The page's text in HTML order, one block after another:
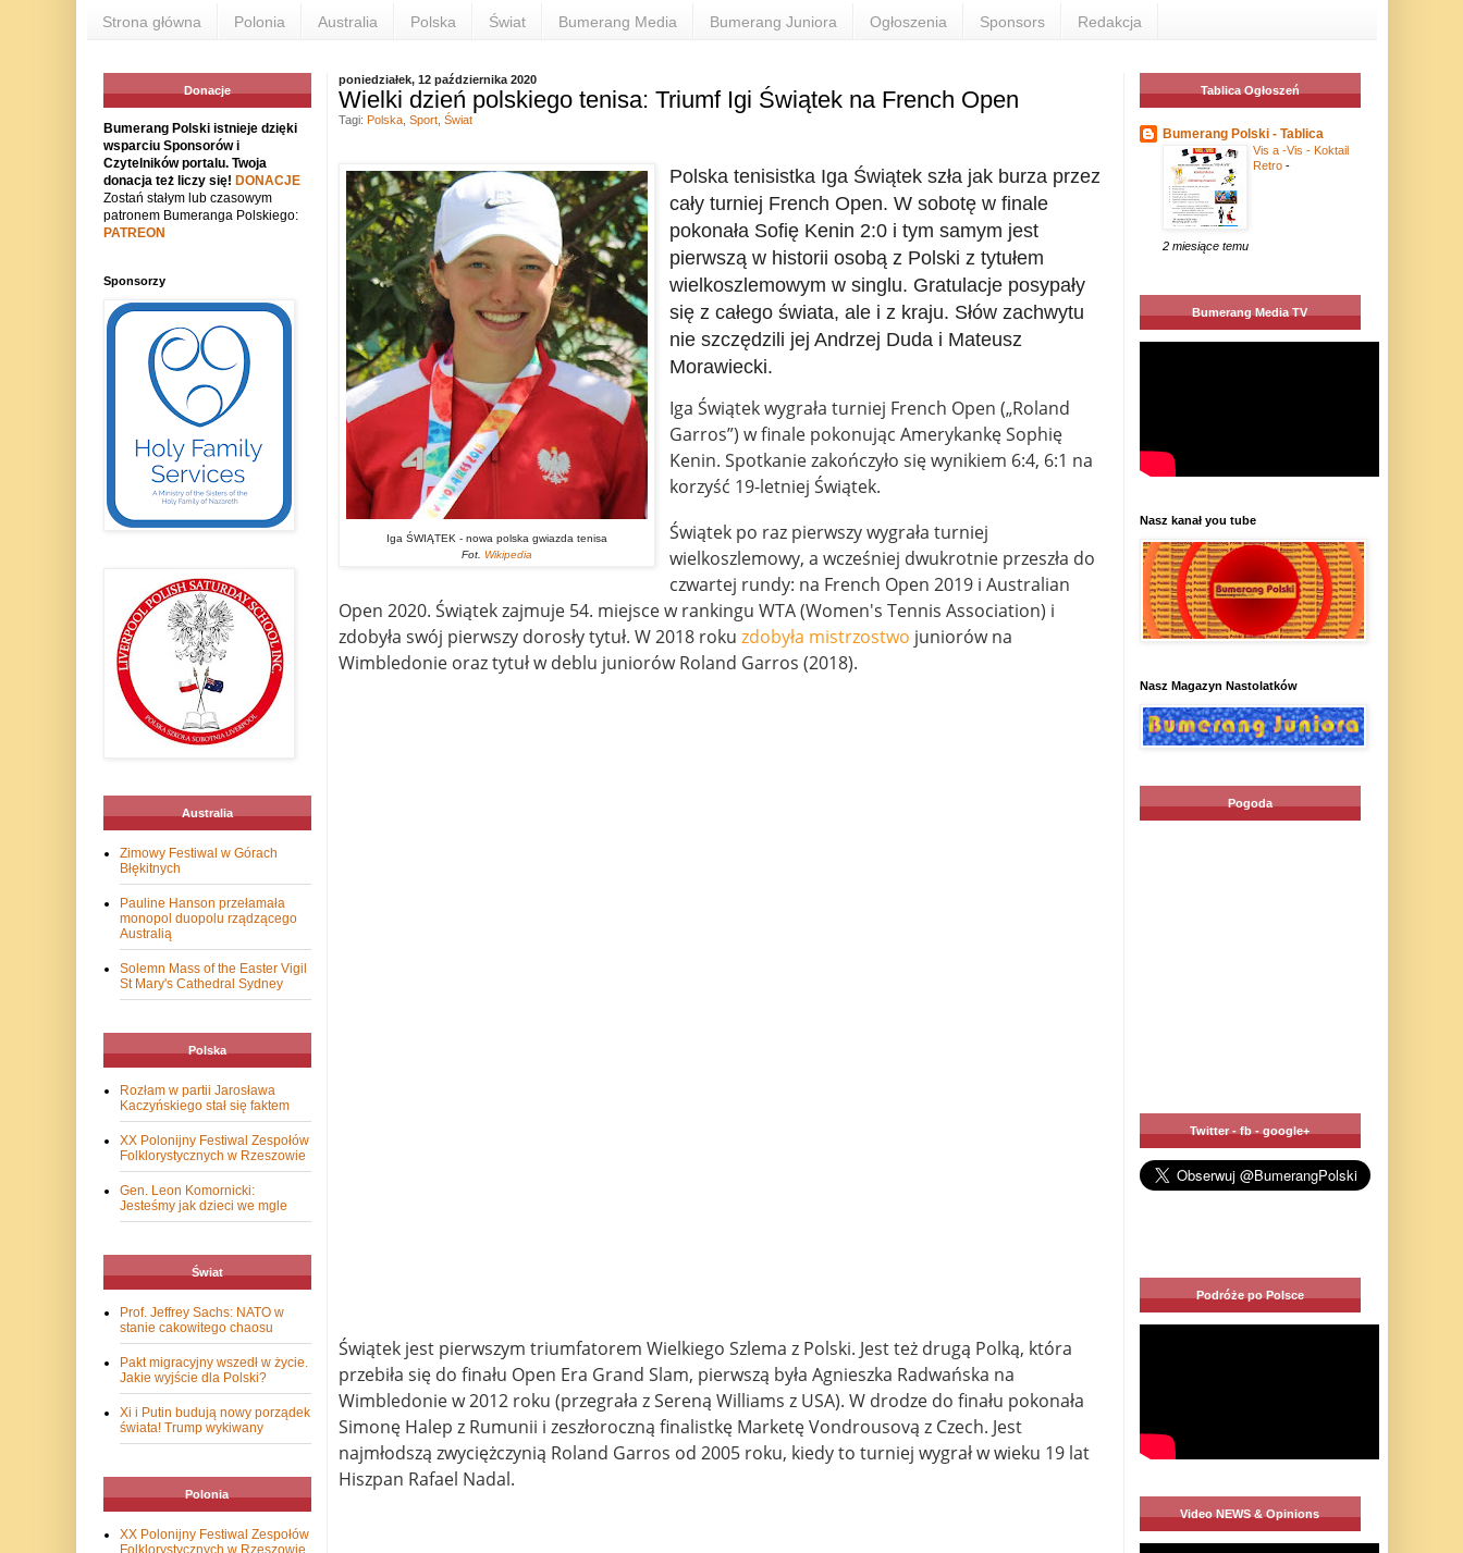
Strona główna Polonia Australia Polska Świat Bumerang Media Bumerang Juniora Ogłoszenia Sponsors Redakcja
poniedziałek, 12 października 2020
Wielki dzień polskiego tenisa: Triumf Igi Świątek na French Open
Iga ŚWIĄTEK - nowa polska gwiazda tenisa
Fot.
Wikipedia
Polska tenisistka Iga Świątek szła jak burza przez
cały turniej French Open. W sobotę w finale
pokonała Sofię Kenin 2:0 i tym samym jest
pierwszą w historii osobą z Polski z tytułem
wielkoszlemowym w singlu. Gratulacje posypały
się z całego świata, ale i z kraju. Słów zachwytu
nie szczędzili jej Andrzej Duda i Mateusz
Morawiecki.
Iga Świątek wygrała turniej French Open („Roland
Garros”) w finale pokonując Amerykankę Sophię
Kenin. Spotkanie zakończyło się wynikiem 6:4, 6:1 na
korzyść 19-letniej Świątek.
Świątek po raz pierwszy wygrała turniej
wielkoszlemowy, a wcześniej dwukrotnie przeszła do
czwartej rundy: na French Open 2019 i Australian
Open 2020. Świątek zajmuje 54. miejsce w rankingu WTA (Women's Tennis Association) i
zdobyła swój pierwszy dorosły tytuł. W 2018 roku zdobyła mistrzostwo juniorów na
Wimbledonie oraz tytuł w deblu juniorów Roland Garros (2018).
Świątek jest pierwszym triumfatorem Wielkiego Szlema z Polski. Jest też drugą Polką, która
przebiła się do finału Open Era Grand Slam, pierwszą była Agnieszka Radwańska na
Wimbledonie w 2012 roku (przegrała z Sereną Williams z USA). W drodze do finału pokonała
Simonę Halep z Rumunii i zeszłoroczną finalistkę Marketę Vondrousovą z Czech. Jest
najmłodszą zwyciężczynią Roland Garros od 2005 roku, kiedy to turniej wygrał w wieku 19 lat
Hiszpan Rafael Nadal.
Tagi: Polska, Sport, Świat
Donacje
Bumerang Polski istnieje dzięki
wsparciu Sponsorów i
Czytelników portalu. Twoja
donacja też liczy się! DONACJE
Zostań stałym lub czasowym
patronem Bumeranga Polskiego:
PATREON
Sponsorzy
Australia
Zimowy Festiwal w Górach
Błękitnych
Pauline Hanson przełamała
monopol duopolu rządzącego
Australią
Solemn Mass of the Easter Vigil
St Mary's Cathedral Sydney
Polska
Rozłam w partii Jarosława
Kaczyńskiego stał się faktem
XX Polonijny Festiwal Zespołów
Folklorystycznych w Rzeszowie
Gen. Leon Komornicki:
Jesteśmy jak dzieci we mgle
Świat
Prof. Jeffrey Sachs: NATO w
stanie cakowitego chaosu
Pakt migracyjny wszedł w życie.
Jakie wyjście dla Polski?
Xi i Putin budują nowy porządek
świata! Trump wykiwany
Polonia
XX Polonijny Festiwal Zespołów
Folklorystycznych w Rzeszowie
Tablica Ogłoszeń
Bumerang Polski - Tablica
Vis a -Vis - Koktail
Retro -
2 miesiące temu
Bumerang Media TV
Nasz kanał you tube
Nasz Magazyn Nastolatków
Pogoda
Twitter - fb - google+
Podróże po Polsce
Video NEWS & Opinions